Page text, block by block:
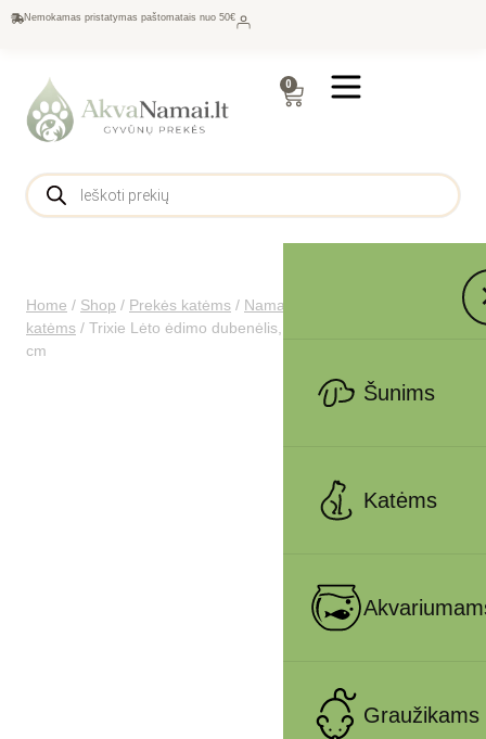
Nemokamas pristatymas paštomatais nuo 50€
0
Šunims
Katėms
Graužikams
Home / Shop / Prekės katėms / Namams katėms
katėms / Trixie Lėto ėdimo dubenėlis, plast.-TPR, 1.4 l, ø 25
cm